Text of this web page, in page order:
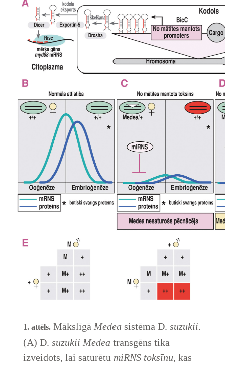
1. attēls. Mākslīgā Medea sistēma D. suzukii.
(A) D. suzukii Medea transgēns tika
izveidots, lai saturētu miRNS toksīnu, kas